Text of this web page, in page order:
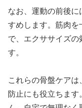
なお、運動の前後
すめします。筋肉を
で、エクササイズの
す。
これらの骨盤ケア
防止にも役立ちま